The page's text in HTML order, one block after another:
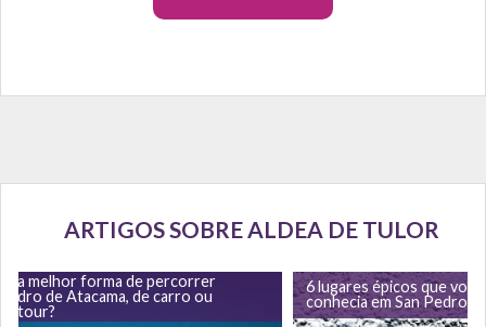
ARTIGOS SOBRE ALDEA DE TULOR
é a melhor forma de percorrer
de Atacama, de carro ou
tour?
6 lugares épicos que
conhecia em San Pedro